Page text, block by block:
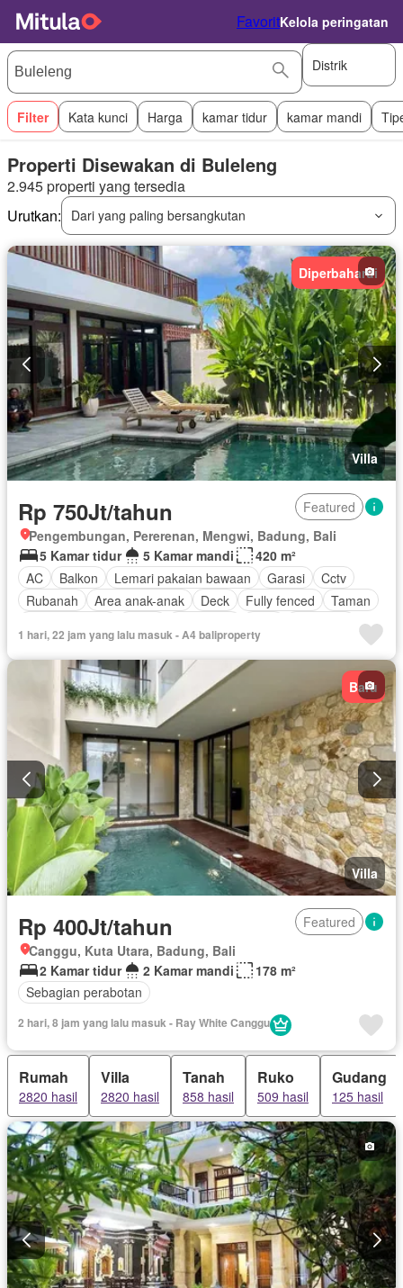
FavoritKelola peringatan
Distrik
Filter Kata kunci Harga kamar tidur kamar mandi
Properti Disewakan di Buleleng
2.945 properti yang tersedia
Urutkan:
Dari yang paling bersangkutan
Diperbaharui
Villa
Rp 750Jt/tahun
Featured
Pengembungan, Pererenan, Mengwi, Badung, Bali
5 Kamar tidur
5 Kamar mandi
420 m²
AC
Balkon Lemari pakaian bawaan Garasi
Cctv
Rubanah
Area anak-anak Deck Fully fenced
Taman
Dapur terpadu
Internet
Jacuzzi
Outdoor entertaining area
Pay TV access
Taman atap
Kolam renang
Teras Televisi
Air
Tangki air
Wifi Halaman Berperabot lengkap
1 hari, 22 jam yang lalu masuk - A4 baliproperty
Baru
Villa
Rp 400Jt/tahun
Featured
Canggu, Kuta Utara, Badung, Bali
2 Kamar tidur
2 Kamar mandi
178 m²
Sebagian perabotan
2 hari, 8 jam yang lalu masuk - Ray White Canggu
Rumah
2820 hasil
Villa
2820 hasil
Tanah
858 hasil
Ruko
509 hasil
Gudang
125 hasil